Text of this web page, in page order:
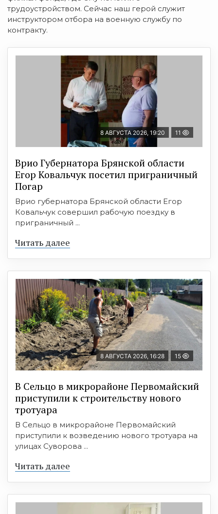
трудоустройством. Сейчас наш герой служит
инструктором отбора на военную службу по
контракту.
8 АВГУСТА 2026, 19:20 11
Врио Губернатора Брянской области
Егор Ковальчук посетил приграничный
Погар
Врио губернатора Брянской области Егор
Ковальчук совершил рабочую поездку в
приграничный ...
Читать далее
8 АВГУСТА 2026, 16:28 15
В Сельцо в микрорайоне Первомайский
приступили к строительству нового
тротуара
В Сельцо в микрорайоне Первомайский
приступили к возведению нового тротуара на
улицах Суворова ...
Читать далее